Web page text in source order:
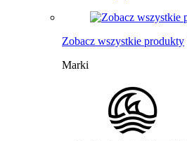
Zobacz wszystkie produkty
Marki